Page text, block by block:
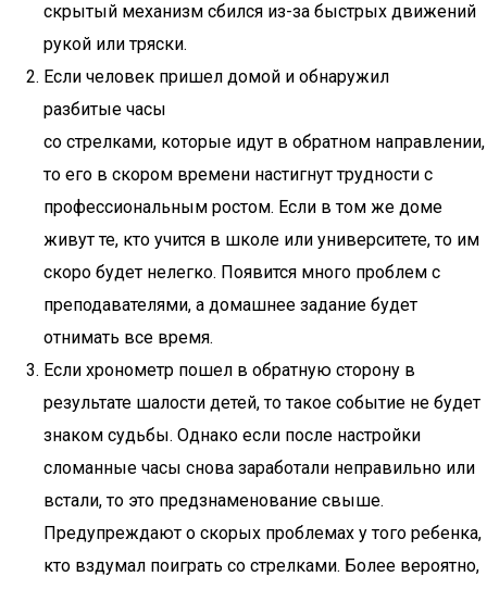
скрытый механизм сбился из-за быстрых движений
рукой или тряски.
Если человек пришел домой и обнаружил
разбитые часы
со стрелками, которые идут в обратном направлении,
то его в скором времени настигнут трудности с
профессиональным ростом. Если в том же доме
живут те, кто учится в школе или университете, то им
скоро будет нелегко. Появится много проблем с
преподавателями, а домашнее задание будет
отнимать все время.
Если хронометр пошел в обратную сторону в
результате шалости детей, то такое событие не будет
знаком судьбы. Однако если после настройки
сломанные часы снова заработали неправильно или
встали, то это предзнаменование свыше.
Предупреждают о скорых проблемах у того ребенка,
кто вздумал поиграть со стрелками. Более вероятно,